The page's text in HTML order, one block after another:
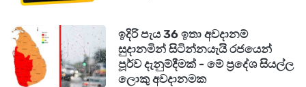
ඉදිරි පැය 36 ඉතා අවදානම්
සුදානමින් සිටින්නයැයි රජයෙන්
පූර්ව දැනුම්දීමක් - මේ ප්‍රදේශ සියල්ල
ලොකු අවදානමක